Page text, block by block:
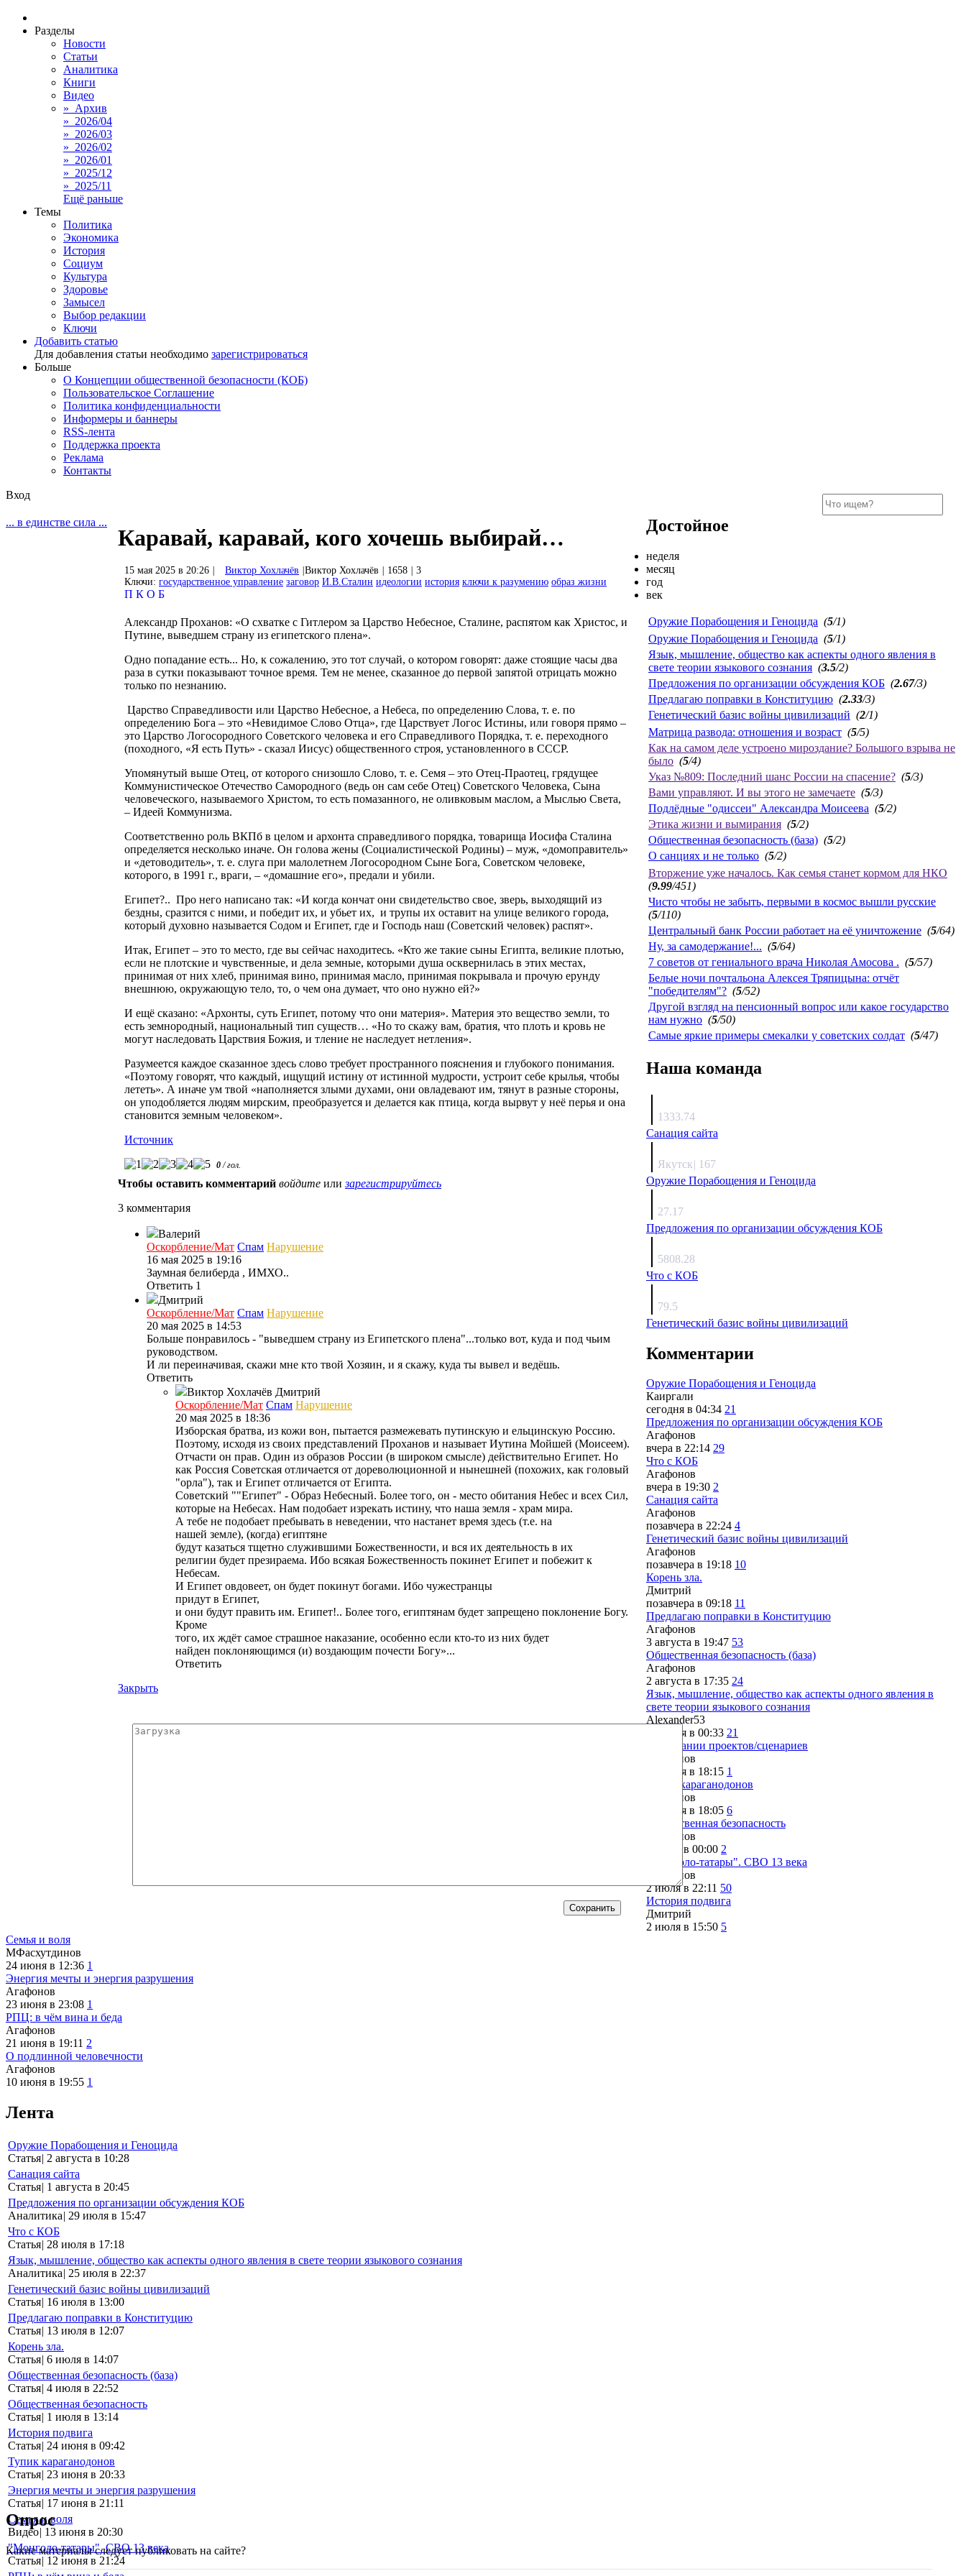
Разделы
Новости
Статьи
Аналитика
Книги
Видео
» Архив
» 2026/04
» 2026/03
» 2026/02
» 2026/01
» 2025/12
» 2025/11
Ещё раньше
Темы
Политика
Экономика
История
Социум
Культура
Здоровье
Замысел
Выбор редакции
Ключи
Добавить статью
Для добавления статьи необходимо зарегистрироваться
Больше
О Концепции общественной безопасности (КОБ)
Пользовательское Соглашение
Политика конфиденциальности
Информеры и баннеры
RSS-лента
Поддержка проекта
Реклама
Контакты
Вход
... в единстве сила ...
Каравай, каравай, кого хочешь выбирай…
15 мая 2025 в 20:26 Виктор Хохлачёв Виктор Хохлачёв 1658
3
Ключи: государственное управление заговор И.В.Сталин идеологии история ключи к разумению образ жизни
П К О Б
Александр Проханов: «О схватке с Гитлером за Царство Небесное, Сталине, распятом как Христос, и
Путине, выведшем страну из египетского плена».
Одно попадание есть... Но, к сожалению, это тот случай, о котором говорят: даже стоящие часы два
раза в сутки показывают точное время. Тем не менее, сказанное до первой запятой отрицать можно
только по незнанию.
Царство Справедливости или Царство Небесное, а Небеса, по определению Слова, т. е. по
определению Бога – это «Невидимое Слово Отца», где Царствует Логос Истины, или говоря прямо –
это Царство Логосородного Советского человека и его Справедливого Порядка, т. е. переходного
(походного, «Я есть Путь» - сказал Иисус) общественного строя, установленного в СССР.
Упомянутый выше Отец, от которого снизошло Слово, т. е. Семя – это Отец-Праотец, грядущее
Коммунистическое Отечество Самородного (ведь он сам себе Отец) Советского Человека, Сына
человеческого, называемого Христом, то есть помазанного, не оливковым маслом, а Мыслью Света,
– Идеей Коммунизма.
Соответственно роль ВКПб в целом и архонта справедливого порядка, товарища Иосифа Сталина
определяется несколько иначе. Он голова жены (Социалистической Родины) – муж, «домоправитель»
и «детоводитель», т. е. слуга при малолетнем Логосородном Сыне Бога, Советском человеке,
которого, в 1991 г., враги, – «домашние его», предали и убили.
Египет?.. Про него написано так: «И когда кончат они свидетельство свое, зверь, выходящий из
бездны, сразится с ними, и победит их, и убьет их, и трупы их оставит на улице великого города,
который духовно называется Содом и Египет, где и Господь наш (Советский человек) распят».
Итак, Египет – это то место, где вы сейчас находитесь. «Кто же такие сыны Египта, великие плотью,
если не плотские и чувственные, и дела земные, которыми душа осквернилась в этих местах,
принимая от них хлеб, принимая вино, принимая масло, принимая покрывала и прочую ерунду
внешнюю, окружающую тело, то, о чем она думает, что оно нужно ей?»
И ещё сказано: «Архонты, суть Египет, потому что они материя». Материя это вещество земли, то
есть земнородный, национальный тип существ… «Но то скажу вам, братия, что плоть и кровь не
могут наследовать Царствия Божия, и тление не наследует нетления».
Разумеется каждое сказанное здесь слово требует пространного пояснения и глубокого понимания.
«Поэтому говорят, что каждый, ищущий истину от истинной мудрости, устроит себе крылья, чтобы
лететь». А иначе ум твой «наполняется злыми духами, они овладевают им, тянут в разные стороны,
он уподобляется людям мирским, преобразуется и делается как птица, когда вырвут у неё перья и она
становится земным человеком».
Источник
0/гол.
Чтобы оставить комментарий войдите илизарегистрируйтесь
3 комментария
Валерий
Оскорбление/Мат Спам Нарушение
16 мая 2025 в 19:16
Заумная белиберда , ИМХО..
Ответить 1
Дмитрий
Оскорбление/Мат Спам Нарушение
20 мая 2025 в 14:53
Больше понравилось - "выведшем страну из Египетского плена"...только вот, куда и под чьим
руководством.
И ли переиначивая, скажи мне кто твой Хозяин, и я скажу, куда ты вывел и ведёшь.
Ответить
Виктор Хохлачёв Дмитрий
Оскорбление/Мат Спам Нарушение
20 мая 2025 в 18:36
Изборская братва, из кожи вон, пытается размежевать путинскую и ельцинскую Россию.
Поэтому, исходя из своих представлений Проханов и называет Иутина Мойшей (Моисеем).
Отчасти он прав. Один из образов России (в широком смысле) действительно Египет. Но
как Россия Советская отличается от дореволюционной и нынешней (похожих, как головый
"орла"), так и Египет отличается от Египта.
Советский ""Египет" - Образ Небесный. Более того, он - место обитания Небес и всех Сил,
которые на Небесах. Нам подобает изрекать истину, что наша земля - храм мира.
А тебе не подобает пребывать в неведении, что настанет время здесь (т.е. на
нашей земле), (когда) египтяне
будут казаться тщетно служившими Божественности, и вся их деятельность в их
религии будет презираема. Ибо всякая Божественность покинет Египет и побежит к
Небесам.
И Египет овдовеет, он будет покинут богами. Ибо чужестранцы
придут в Египет,
и они будут править им. Египет!.. Более того, египтянам будет запрещено поклонение Богу.
Кроме
того, их ждёт самое страшное наказание, особенно если кто-то из них будет
найден поклоняющимся (и) воздающим почести Богу»...
Ответить
Закрыть
Достойное
неделя
месяц
год
век
Оружие Порабощения и Геноцида (5/1)
Оружие Порабощения и Геноцида (5/1)
Язык, мышление, общество как аспекты одного явления в
свете теории языкового сознания (3.5/2)
Предложения по организации обсуждения КОБ (2.67/3)
Предлагаю поправки в Конституцию (2.33/3)
Генетический базис войны цивилизаций (2/1)
Матрица развода: отношения и возраст (5/5)
Как на самом деле устроено мироздание? Большого взрыва не
было (5/4)
Указ №809: Последний шанс России на спасение? (5/3)
Вами управляют. И вы этого не замечаете (5/3)
Подлёдные "одиссеи" Александра Моисеева (5/2)
Этика жизни и вымирания (5/2)
Общественная безопасность (база) (5/2)
О санциях и не только (5/2)
Вторжение уже началось. Как семья станет кормом для НКО
(9.99/451)
Чисто чтобы не забыть, первыми в космос вышли русские
(5/110)
Центральный банк России работает на её уничтожение (5/64)
Ну, за самодержание!... (5/64)
7 советов от гениального врача Николая Амосова . (5/57)
Белые ночи почтальона Алексея Тряпицына: отчёт
"победителям"? (5/52)
Другой взгляд на пенсионный вопрос или какое государство
нам нужно (5/50)
Самые яркие примеры смекалки у советских солдат (5/47)
Наша команда
1333.74
Санация сайта
Якутск| 167
Оружие Порабощения и Геноцида
27.17
Предложения по организации обсуждения КОБ
5808.28
Что с КОБ
79.5
Генетический базис войны цивилизаций
Комментарии
Оружие Порабощения и Геноцида
Каиргали
сегодня в 04:34 21
Предложения по организации обсуждения КОБ
Агафонов
вчера в 22:14 29
Что с КОБ
Агафонов
вчера в 19:30 2
Санация сайта
Агафонов
позавчера в 22:24 4
Генетический базис войны цивилизаций
Агафонов
позавчера в 19:18 10
Корень зла.
Дмитрий
позавчера в 09:18 11
Предлагаю поправки в Конституцию
Агафонов
3 августа в 19:47 53
Общественная безопасность (база)
Агафонов
2 августа в 17:35 24
Язык, мышление, общество как аспекты одного явления в
свете теории языкового сознания
Alexander53
28 июля в 00:33 21
О вписании проектов/сценариев
Агафонов
26 июля в 18:15 1
Тупик караганодонов
Агафонов
26 июля в 18:05 6
Общественная безопасность
Агафонов
4 июля в 00:00 2
"Монголо-татары". СВО 13 века
Агафонов
2 июля в 22:11 50
История подвига
Дмитрий
2 июля в 15:50 5
Семья и воля
МФасхутдинов
24 июня в 12:36 1
Энергия мечты и энергия разрушения
Агафонов
23 июня в 23:08 1
РПЦ: в чём вина и беда
Агафонов
21 июня в 19:11 2
О подлинной человечности
Агафонов
10 июня в 19:55 1
Лента
Оружие Порабощения и Геноцида
Статья| 2 августа в 10:28
Санация сайта
Статья| 1 августа в 20:45
Предложения по организации обсуждения КОБ
Аналитика| 29 июля в 15:47
Что с КОБ
Статья| 28 июля в 17:18
Язык, мышление, общество как аспекты одного явления в свете теории языкового сознания
Аналитика| 25 июля в 22:37
Генетический базис войны цивилизаций
Статья| 16 июля в 13:00
Предлагаю поправки в Конституцию
Статья| 13 июля в 12:07
Корень зла.
Статья| 6 июля в 14:07
Общественная безопасность (база)
Статья| 4 июля в 22:52
Общественная безопасность
Статья| 1 июля в 13:14
История подвига
Статья| 24 июня в 09:42
Тупик караганодонов
Статья| 23 июня в 20:33
Энергия мечты и энергия разрушения
Статья| 17 июня в 21:11
Семья и воля
Видео| 13 июня в 20:30
"Монголо-татары". СВО 13 века
Статья| 12 июня в 21:24
Опрос
Какие материалы следует публиковать на сайте?